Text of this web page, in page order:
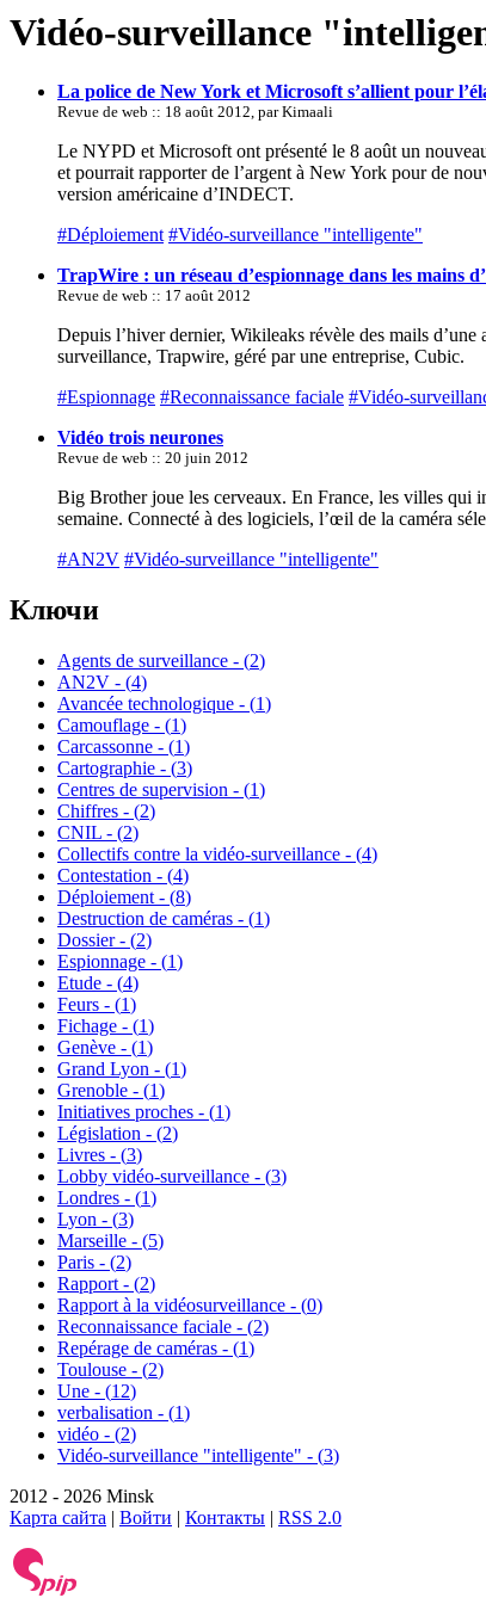
Vidéo-surveillance
La police de New York et Microsoft s’allient pour
Revue de web :: 18 août 2012, par Kimaali
Le NYPD et Microsoft ont présenté le 8 août un
et pourrait rapporter de l’argent à New York pour de
version américaine d’INDECT.
#Déploiement #Vidéo-surveillance "intelligente"
TrapWire : un réseau d’espionnage dans les mains
Revue de web :: 17 août 2012
Depuis l’hiver dernier, Wikileaks révèle des mails
surveillance, Trapwire, géré par une entreprise, Cubic.
#Espionnage #Reconnaissance faciale #Vidéo-
Vidéo trois neurones
Revue de web :: 20 juin 2012
Big Brother joue les cerveaux. En France, les villes qui
semaine. Connecté à des logiciels, l’œil de la caméra
#AN2V #Vidéo-surveillance "intelligente"
Ключи
Agents de surveillance - (2)
AN2V - (4)
Avancée technologique - (1)
Camouflage - (1)
Carcassonne - (1)
Cartographie - (3)
Centres de supervision - (1)
Chiffres - (2)
CNIL - (2)
Collectifs contre la vidéo-surveillance - (4)
Contestation - (4)
Déploiement - (8)
Destruction de caméras - (1)
Dossier - (2)
Espionnage - (1)
Etude - (4)
Feurs - (1)
Fichage - (1)
Genève - (1)
Grand Lyon - (1)
Grenoble - (1)
Initiatives proches - (1)
Législation - (2)
Livres - (3)
Lobby vidéo-surveillance - (3)
Londres - (1)
Lyon - (3)
Marseille - (5)
Paris - (2)
Rapport - (2)
Rapport à la vidéosurveillance - (0)
Reconnaissance faciale - (2)
Repérage de caméras - (1)
Toulouse - (2)
Une - (12)
verbalisation - (1)
vidéo - (2)
Vidéo-surveillance "intelligente" - (3)
2012 - 2026 Minsk
Карта сайта | Войти | Контакты | RSS 2.0